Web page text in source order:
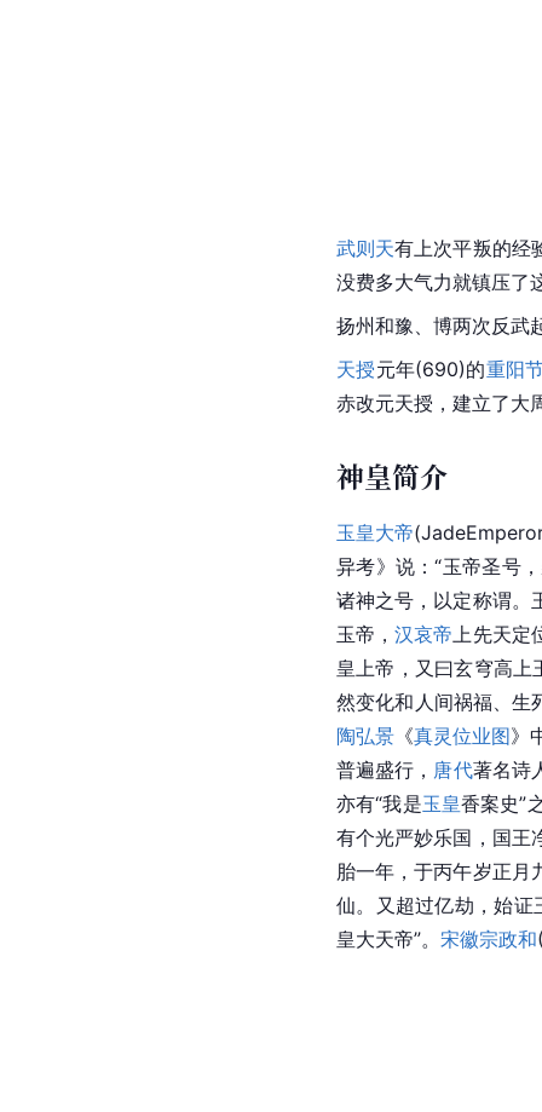
武则天有上次平叛的经
没费多大气力就镇压了
扬州和豫、博两次反武
天授元年(690)的重阳
赤改元天授，建立了大
神皇简介
玉皇大帝
异考》说：“玉帝圣号
诸神之号，以定称谓。
玉帝，汉哀帝 上先天
皇上帝 ，又曰玄穹高 上
然变化和人间祸福、生
陶弘景 《真灵位业图》
普遍盛行， 唐代著名诗
亦有“我是玉皇香案史”
有个光严妙乐国，国王
胎一年，于丙午岁正月
仙。又超过亿劫，始证
皇大天帝”。 宋徽宗政和